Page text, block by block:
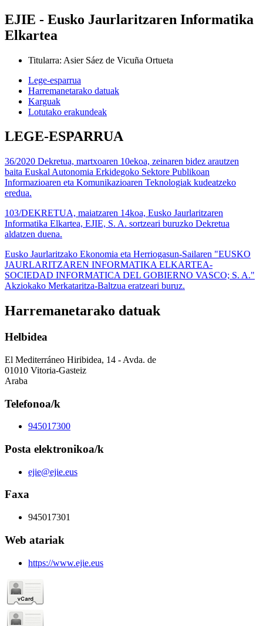
EJIE - Eusko Jaurlaritzaren Informatika
Elkartea
Titularra: Asier Sáez de Vicuña Ortueta
Lege-esparrua
Harremanetarako datuak
Karguak
Lotutako erakundeak
LEGE-ESPARRUA
36/2020 Dekretua, martxoaren 10ekoa, zeinaren bidez arautzen
baita Euskal Autonomia Erkidegoko Sektore Publikoan
Informazioaren eta Komunikazioaren Teknologiak kudeatzeko
eredua.
103/DEKRETUA, maiatzaren 14koa, Eusko Jaurlaritzaren
Informatika Elkartea, EJIE, S. A. sortzeari buruzko Dekretua
aldatzen duena.
Eusko Jaurlaritzako Ekonomia eta Herriogasun-Sailaren "EUSKO
JAURLARITZAREN INFORMATIKA ELKARTEA-
SOCIEDAD INFORMATICA DEL GOBIERNO VASCO; S. A."
Akziokako Merkataritza-Baltzua eratzeari buruz.
Harremanetarako datuak
Helbidea
El Mediterráneo Hiribidea, 14 - Avda. de
01010 Vitoria-Gasteiz
Araba
Telefonoa/k
945017300
Posta elektronikoa/k
ejie@ejie.eus
Faxa
945017301
Web atariak
https://www.ejie.eus